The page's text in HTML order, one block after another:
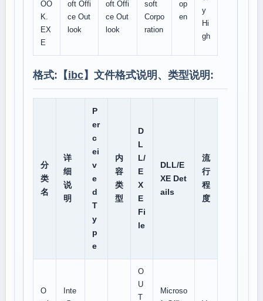
OO
K.
EX
E
oft Offi
ce Out
look
oft Offi
ce Out
look
soft
Corpo
ration
op
en
y
Hi
gh
格式:【ibc】文件格式说明、类型说明:
分
类
名
详
细
说
明
P
er
c
ei
v
e
d
T
y
p
e
内
容
类
型
D
L
L/
E
X
E
Fi
le
DLL/E
XE Det
ails
流
行
程
度
O
Inte
O
U
T
Microso